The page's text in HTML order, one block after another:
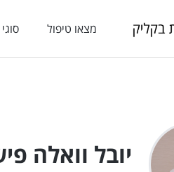
מצאו טיפול
יובל וואלה